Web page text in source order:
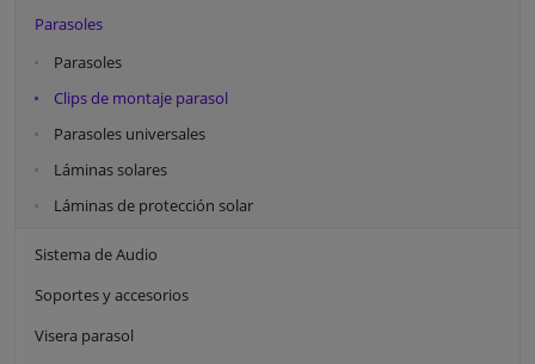
Parasoles
Parasoles
Clips de montaje parasol
Parasoles universales
Láminas solares
Láminas de protección solar
Sistema de Audio
Soportes y accesorios
Visera parasol